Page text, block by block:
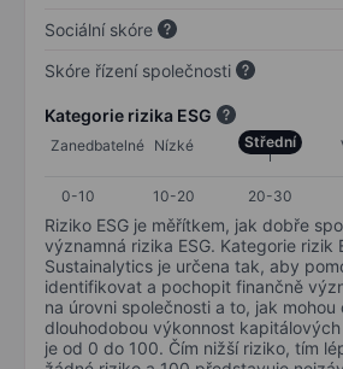
Sociální skóre
Skóre řízení společnosti
Kategorie rizika ESG
Zanedbatelné Nízké Střední
0-10
10-20 20-30
Riziko ESG je měřítkem, jak dobře
významná rizika ESG. Kategorie rizik
Sustainalytics je určena tak, aby
identifikovat a pochopit finančně
na úrovni společnosti a to, jak mohou
dlouhodobou výkonnost
je od 0 do 100. Čím nižší riziko, tím